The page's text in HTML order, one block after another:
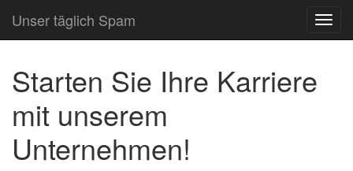
Unser täglich Spam
Starten Sie Ihre Karriere
mit unserem
Unternehmen!